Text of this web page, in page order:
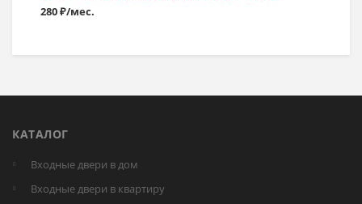
280 ₽/мес.
КАТАЛОГ
Входные двери в дом
Входные двери в квартиру